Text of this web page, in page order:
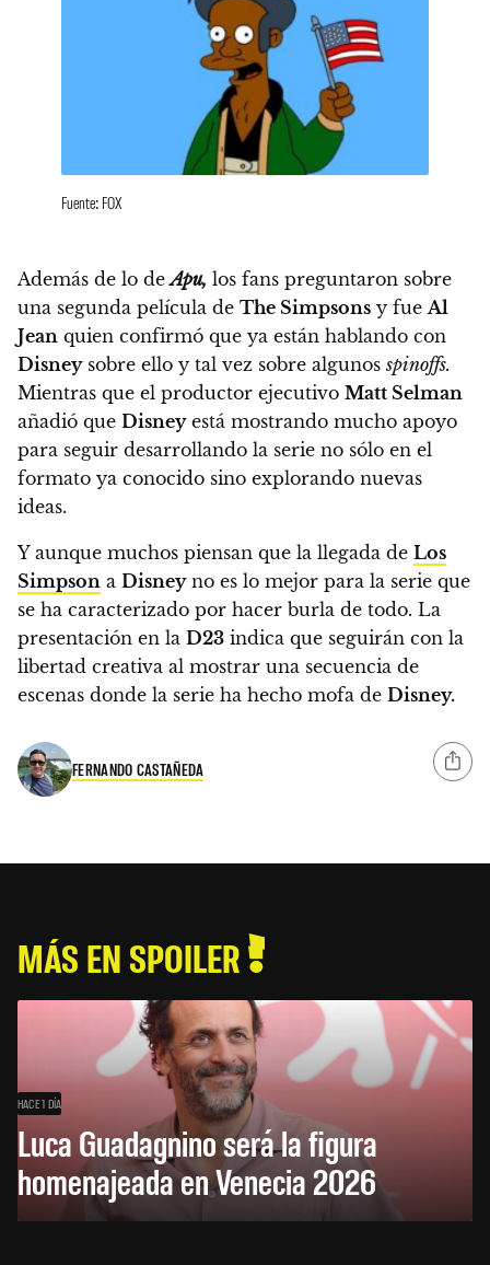
Fuente: FOX
Además de lo deApu, los fans preguntaron sobre
una segunda película de The Simpsons y fue Al
Jean quien confirmó que ya están hablando con
Disneysobre ello y tal vez sobre algunosspinoffs.
Mientras que el productor ejecutivo Matt Selman
añadió que Disneyestá mostrando mucho apoyo
para seguir desarrollando la serie no sólo en el
formato ya conocido sino explorando nuevas
ideas.
Y aunque muchos piensan que la llegada de Los
Simpson a Disneyno es lo mejor para la serie que
se ha caracterizado por hacer burla de todo. La
presentación en la D23 indica que seguirán con la
libertad creativa al mostrar una secuencia de
escenas donde la serie ha hecho mofa de Disney.
FERNANDO CASTAÑEDA
MÁS EN SPOILER
HACE 1 DÍA
Luca Guadagnino será la figura
homenajeada en Venecia 2026